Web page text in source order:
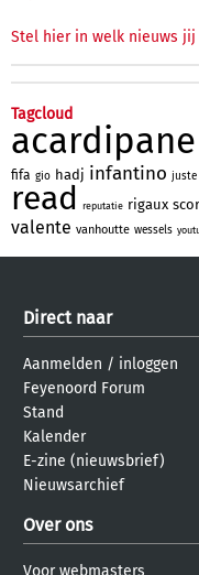
Stel hier in welk nieuws
Tagcloud
acardipane
fifa gio hadj infantino juste
read reputatie rigaux
valente vanhoutte wessels
Direct naar
Aanmelden / inloggen
Feyenoord Forum
Stand
Kalender
E-zine (nieuwsbrief)
Nieuwsarchief
Over ons
Voor webmasters